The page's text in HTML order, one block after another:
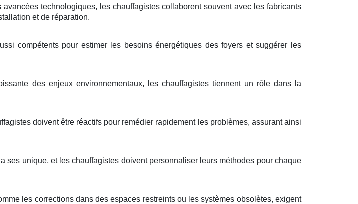
technologiques, les chauffagistes collaborent souvent avec les fabricants
et de réparation.
compétents pour estimer les besoins énergétiques des foyers et suggérer les
des enjeux environnementaux, les chauffagistes tiennent un rôle dans la
doivent être réactifs pour remédier rapidement les problèmes, assurant ainsi
ses unique, et les chauffagistes doivent personnaliser leurs méthodes pour chaque
les corrections dans des espaces restreints ou les systèmes obsolètes, exigent